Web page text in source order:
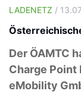
LADENETZ /
Der ÖAMTC
Charge Point
eMobility